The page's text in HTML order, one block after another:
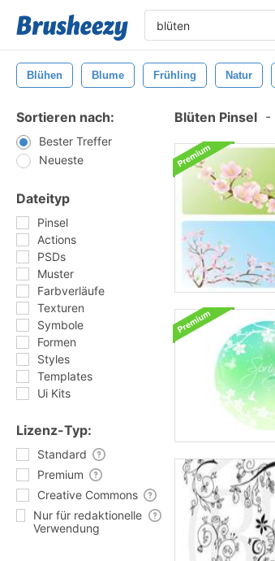
Blühen Blume Frühling Natur
Sortieren nach:
Bester Treffer
Neueste
Dateityp
Pinsel
Actions
PSDs
Muster
Farbverläufe
Texturen
Symbole
Formen
Styles
Templates
Ui Kits
Lizenz-Typ:
Standard
Premium
Creative Commons
Nur für redaktionelle
Verwendung
Blüten Pinsel -